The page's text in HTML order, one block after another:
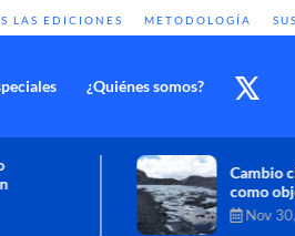
LAS EDICIONES METODOLOGÍA
¿Quiénes somos?
Cambio climático:
como objetivo global y
Nov 30, 2020